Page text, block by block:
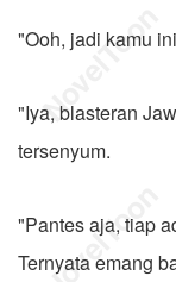
"Ooh, jadi kamu
"Iya, blasteran
tersenyum.
"Pantes aja, tiap
Ternyata emang